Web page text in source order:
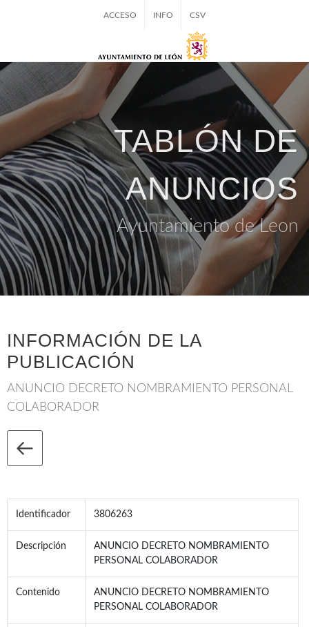
ACCESO INFO CSV
TABLÓN DE
ANUNCIOS
Ayuntamiento de Leon
INFORMACIÓN DE LA
PUBLICACIÓN
ANUNCIO DECRETO NOMBRAMIENTO PERSONAL
COLABORADOR
Identificador 3806263
Descripción
ANUNCIO DECRETO NOMBRAMIENTO
PERSONAL COLABORADOR
Contenido
ANUNCIO DECRETO NOMBRAMIENTO
PERSONAL COLABORADOR